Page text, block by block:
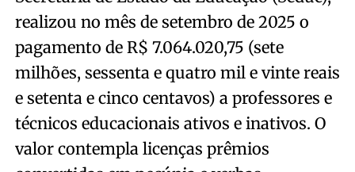
realizou no mês de setembro de 2025 o
pagamento de R$ 7.064.020,75 (sete
milhões, sessenta e quatro mil e vinte reais
e setenta e cinco centavos) a professores e
técnicos educacionais ativos e inativos. O
valor contempla licenças prêmios